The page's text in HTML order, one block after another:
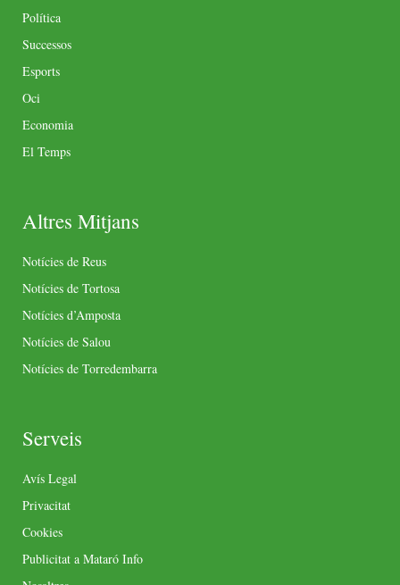
Política
Successos
Esports
Oci
Economia
El Temps
Altres Mitjans
Notícies de Reus
Notícies de Tortosa
Notícies d’Amposta
Notícies de Salou
Notícies de Torredembarra
Serveis
Avís Legal
Privacitat
Cookies
Publicitat a Mataró Info